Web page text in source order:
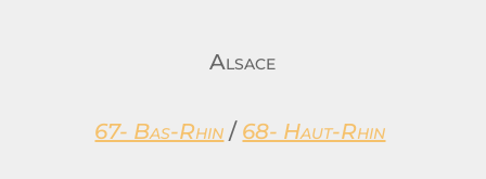
Alsace
67- Bas-Rhin / 68- Haut-Rhin